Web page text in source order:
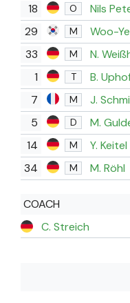
18 O Nils
29 M Woo-
33 M
N.
1
T
B.
7
M
J.
5
D
M.
14
M
Y. Keitel
34
M M. Röhl
COACH
C. Streich